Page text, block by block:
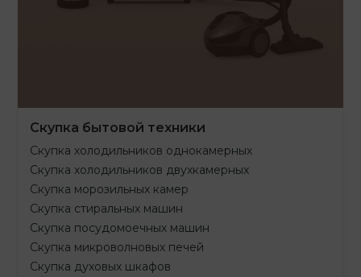
Скупка бытовой техники
Скупка холодильников однокамерных
Скупка холодильников двухкамерных
Скупка морозильных камер
Скупка стиральных машин
Скупка посудомоечных машин
Скупка микроволновых печей
Скупка духовых шкафов